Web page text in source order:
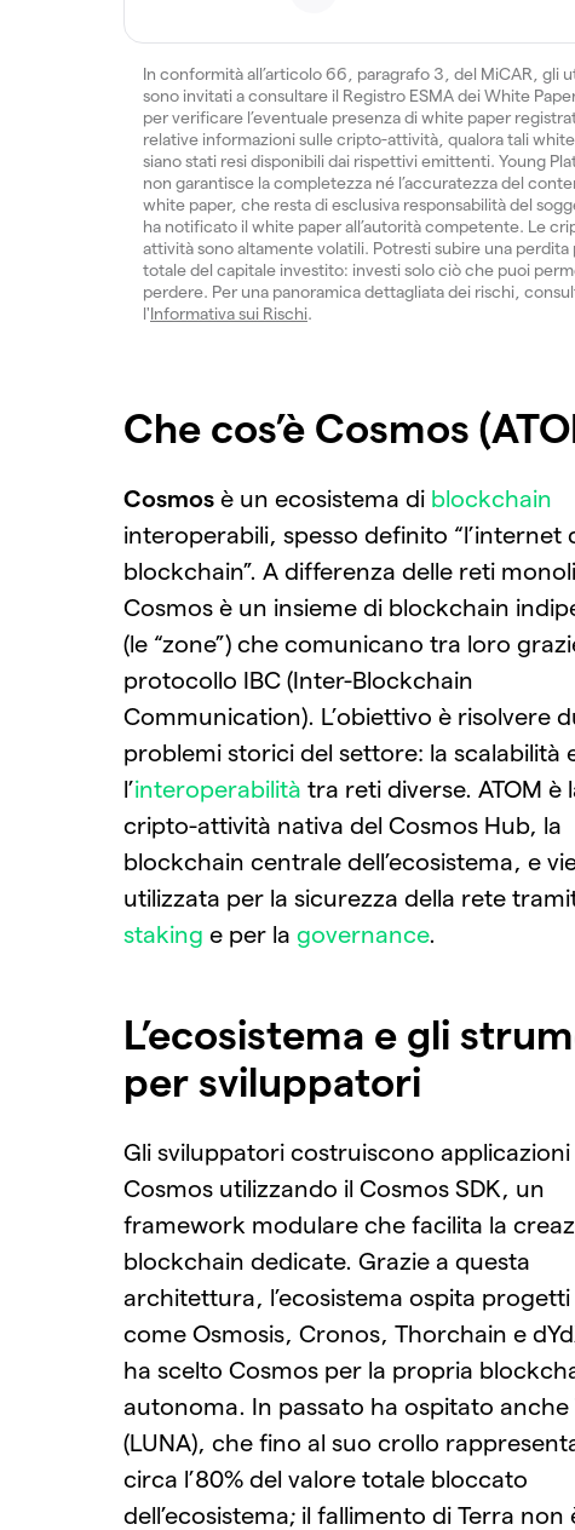
In conformità all’articolo 66, paragrafo 3, del MiCAR, gli
sono invitati a consultare il Registro ESMA dei White
per verificare l’eventuale presenza di white paper
relative informazioni sulle cripto-attività, qualora tali
siano stati resi disponibili dai rispettivi emittenti. Young
non garantisce la completezza né l’accuratezza del
white paper, che resta di esclusiva responsabilità del
ha notificato il white paper all’autorità competente. Le
attività sono altamente volatili. Potresti subire una perdita
totale del capitale investito: investi solo ciò che puoi
perdere. Per una panoramica dettagliata dei rischi,
l'Informativa sui Rischi.
Che cos’è Cosmos
Cosmos è un ecosistema di blockchain
interoperabili, spesso definito “l’internet
blockchain”. A differenza delle reti
Cosmos è un insieme di blockchain
(le “zone”) che comunicano tra loro
protocollo IBC (Inter-Blockchain
Communication). L’obiettivo è risolvere
problemi storici del settore: la scalabilità
l’interoperabilità tra reti diverse. ATOM è
cripto-attività nativa del Cosmos Hub, la
blockchain centrale dell’ecosistema, e
utilizzata per la sicurezza della rete
staking e per la governance.
L’ecosistema e gli
per sviluppatori
Gli sviluppatori costruiscono applicazioni
Cosmos utilizzando il Cosmos SDK, un
framework modulare che facilita la
blockchain dedicate. Grazie a questa
architettura, l’ecosistema ospita
come Osmosis, Cronos, Thorchain e
ha scelto Cosmos per la propria
autonoma. In passato ha ospitato anche
(LUNA), che fino al suo crollo
circa l’80% del valore totale bloccato
dell’ecosistema; il fallimento di Terra non